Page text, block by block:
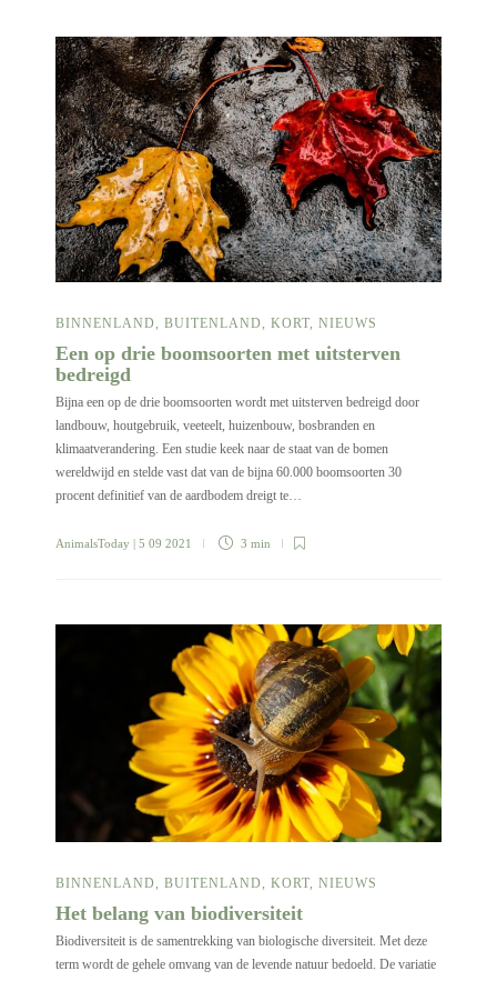
BINNENLAND BUITENLAND KORT NIEUWS
Een op drie boomsoorten met uitsterven
bedreigd
Bijna een op de drie boomsoorten wordt met uitsterven bedreigd door
landbouw, houtgebruik, veeteelt, huizenbouw, bosbranden en
klimaatverandering. Een studie keek naar de staat van de bomen
wereldwijd en stelde vast dat van de bijna 60.000 boomsoorten 30
procent definitief van de aardbodem dreigt te…
AnimalsToday | 5 09 2021 3 min
BINNENLAND BUITENLAND KORT NIEUWS
Het belang van biodiversiteit
Biodiversiteit is de samentrekking van biologische diversiteit. Met deze
term wordt de gehele omvang van de levende natuur bedoeld. De variatie